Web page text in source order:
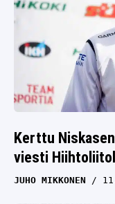
Kerttu
viesti
JUHO MIKKONEN